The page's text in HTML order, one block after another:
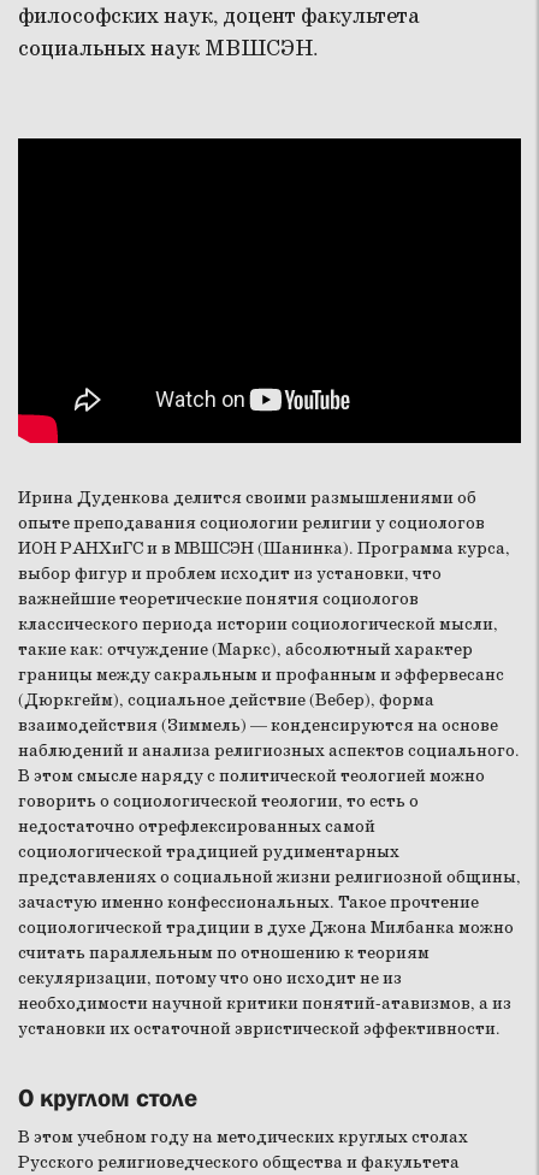
философских наук, доцент факультета
социальных наук МВШСЭН.
Ирина Дуденкова делится своими размышлениями об
опыте преподавания социологии религии у социологов
ИОН РАНХиГС и в МВШСЭН (Шанинка). Программа курса,
выбор фигур и проблем исходит из установки, что
важнейшие теоретические понятия социологов
классического периода истории социологической мысли,
такие как: отчуждение (Маркс), абсолютный характер
границы между сакральным и профанным и эффервесанс
(Дюркгейм), социальное действие (Вебер), форма
взаимодействия (Зиммель) — конденсируются на основе
наблюдений и анализа религиозных аспектов социального.
В этом смысле наряду с политической теологией можно
говорить о социологической теологии, то есть о
недостаточно отрефлексированных самой
социологической традицией рудиментарных
представлениях о социальной жизни религиозной общины,
зачастую именно конфессиональных. Такое прочтение
социологической традиции в духе Джона Милбанка можно
считать параллельным по отношению к теориям
секуляризации, потому что оно исходит не из
необходимости научной критики понятий-атавизмов, а из
установки их остаточной эвристической эффективности.
О круглом столе
В этом учебном году на методических круглых столах
Русского религиоведческого общества и факультета